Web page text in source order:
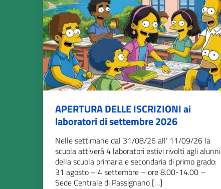
APERTURA DELLE ISCRIZIONI ai
laboratori di settembre 2026
Nelle settimane dal 31/08/26 all’ 11/09/26 la
scuola attiverà 4 laboratori estivi rivolti agli alunni
della scuola primaria e secondaria di primo grado:
31 agosto – 4 settembre – ore 8.00-14.00 –
Sede Centrale di Passignano […]